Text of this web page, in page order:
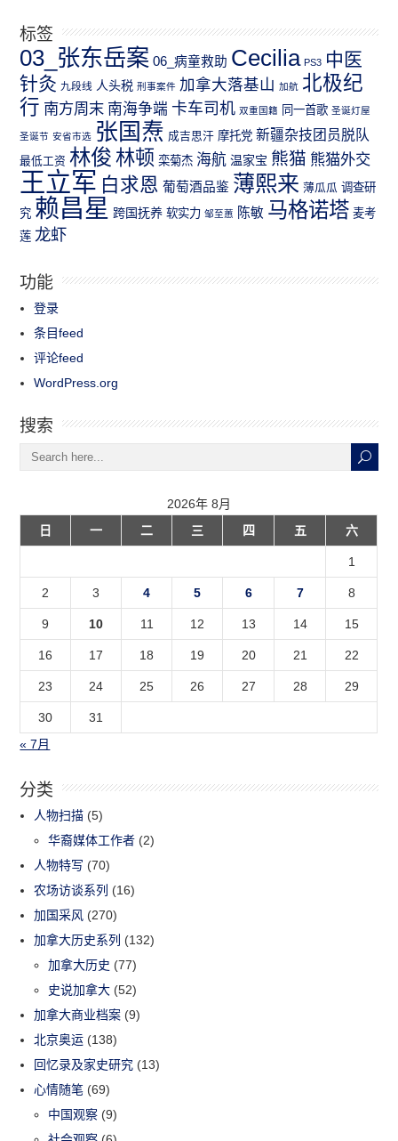
标签
03_张东岳案 06_病童救助 Cecilia PS3 中医
针灸 九段线 人头税 刑事案件 加拿大落基山 加航 北极纪
行 南方周末 南海争端 卡车司机 双重国籍 同一首歌 圣诞灯屋
圣诞节 安省市选 张国焘 成吉思汗 摩托党 新疆杂技团员脱队
最低工资 林俊 林顿 栾菊杰 海航 温家宝 熊猫 熊猫外交
王立军 白求恩 葡萄酒品鉴 薄熙来 薄瓜瓜 调查研
究 赖昌星 跨国抚养 软实力 邹至蕙 陈敏 马格诺塔 麦考
莲 龙虾
功能
登录
条目feed
评论feed
WordPress.org
搜索
2026年 8月
日
一 二 三 四 五 六
1
2 3 4 5 6 7 8
9 10 11 12 13 14 15
16 17 18 19 20 21 22
23 24 25 26 27 28 29
30
31
« 7月
分类
人物扫描 (5)
华裔媒体工作者 (2)
人物特写 (70)
农场访谈系列 (16)
加国采风 (270)
加拿大历史系列 (132)
加拿大历史 (77)
史说加拿大 (52)
加拿大商业档案 (9)
北京奥运 (138)
回忆录及家史研究 (13)
心情随笔 (69)
中国观察 (9)